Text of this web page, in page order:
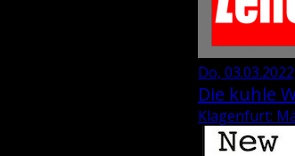
Do,
Die kuhle
Klagenfurt: